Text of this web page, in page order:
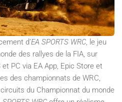
d’EA SPORTS WRC , le jeu
des rallyes de la FIA, sur
PC via EA App, Epic Store et
des championnats de WRC,
du Championnat du monde